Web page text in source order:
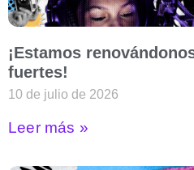
¡Estamos
fuertes!
10 de julio de 2026
Leer más »